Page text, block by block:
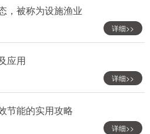
，被称为设施渔业
详细>>
应用
详细>>
节能的实用攻略
详细>>